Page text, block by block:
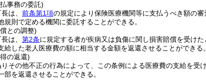
事務の委託)
は、 前条第1項の規定により保険医療機関等に支払うべき額の
規則で定める機関に委託することができる。
との調整)
は、 第2条に規定する者が疾病又は負傷に関し損害賠償を受け
給した老人医療費の額に相当する金額を返還させることができる。
の返還)
りその他不正の行為によって、この条例による医療費の支給を
部を返還させることができる。